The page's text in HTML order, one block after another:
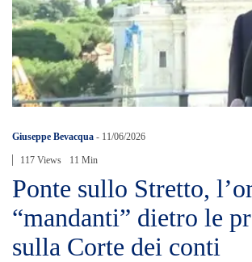
Giuseppe Bevacqua - 11/06/2026
117 Views 11 Min
Ponte sullo Stretto,
“mandanti” dietro le
sulla Corte dei conti